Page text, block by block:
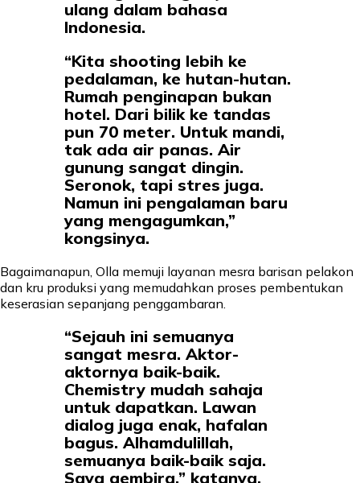
ulang dalam bahasa
Indonesia.
“Kita shooting lebih ke
pedalaman, ke hutan-hutan.
Rumah penginapan bukan
hotel. Dari bilik ke tandas
pun 70 meter. Untuk mandi,
tak ada air panas. Air
gunung sangat dingin.
Seronok, tapi stres juga.
Namun ini pengalaman baru
yang mengagumkan,”
kongsinya.
Bagaimanapun, Olla memuji layanan mesra barisan pelakon
dan kru produksi yang memudahkan proses pembentukan
keserasian sepanjang penggambaran.
“Sejauh ini semuanya
sangat mesra. Aktor-
aktornya baik-baik.
Chemistry mudah sahaja
untuk dapatkan. Lawan
dialog juga enak, hafalan
bagus. Alhamdulillah,
semuanya baik-baik saja.
Saya gembira,” katanya.